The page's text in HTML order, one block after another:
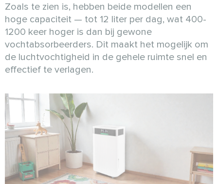
Zoals te zien is, hebben beide modellen een
hoge capaciteit — tot 12 liter per dag, wat 400-
1200 keer hoger is dan bij gewone
vochtabsorbeerders. Dit maakt het mogelijk om
de luchtvochtigheid in de gehele ruimte snel en
effectief te verlagen.